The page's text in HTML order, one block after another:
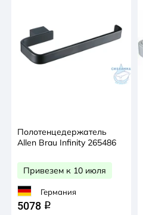
Полотенцедержатель
Allen Brau Infinity 265486
Привезем к 10 июля
Германия
5078 q